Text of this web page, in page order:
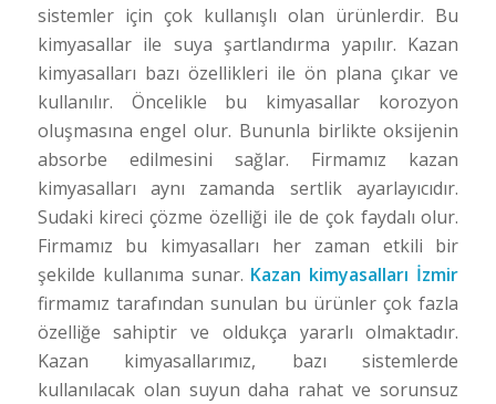
sistemler için çok kullanışlı olan ürünlerdir. Bu
kimyasallar ile suya şartlandırma yapılır. Kazan
kimyasalları bazı özellikleri ile ön plana çıkar ve
kullanılır. Öncelikle bu kimyasallar korozyon
oluşmasına engel olur. Bununla birlikte oksijenin
absorbe edilmesini sağlar. Firmamız kazan
kimyasalları aynı zamanda sertlik ayarlayıcıdır.
Sudaki kireci çözme özelliği ile de çok faydalı olur.
Firmamız bu kimyasalları her zaman etkili bir
şekilde kullanıma sunar. Kazan kimyasalları İzmir
firmamız tarafından sunulan bu ürünler çok fazla
özelliğe sahiptir ve oldukça yararlı olmaktadır.
Kazan kimyasallarımız, bazı sistemlerde
kullanılacak olan suyun daha rahat ve sorunsuz